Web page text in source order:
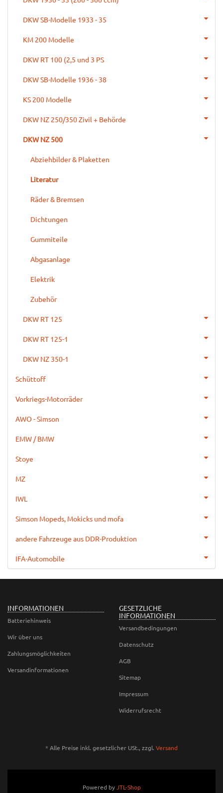
DKW SB-Modelle 1933 - 35
KM 200 Modelle
DKW RT 100 (2,5 und 3 PS
DKW SB-Modelle 1936 - 38
KS 200 Modelle
DKW NZ 250/350 Zivil + Behörde
DKW NZ 500
Abziehbilder & Plaketten
Literatur
Räder & Bremsen
Dichtungen
Gummiteile
Abgasanlage
Elektrik
Zubehör
DKW RT 125
DKW RT 125-1
DKW NZ 350-1
Schüttoff
Vorkriegs-Motorräder
AWO - Simson
EMW / BMW
Stoye
MZ
IWL
Simson Mopeds, Mokicks und mofa
andere Fahrzeuge aus DDR-Produktion
IFA-Automobile
INFORMATIONEN
Batteriehinweis
Wir über uns
Zahlungsmöglichkeiten
Versandinformationen
GESETZLICHE
INFORMATIONEN
Versandbedingungen
Datenschutz
AGB
Sitemap
Impressum
Widerrufsrecht
* Alle Preise inkl. gesetzlicher USt., zzgl. Versand
Powered byJTL-Shop